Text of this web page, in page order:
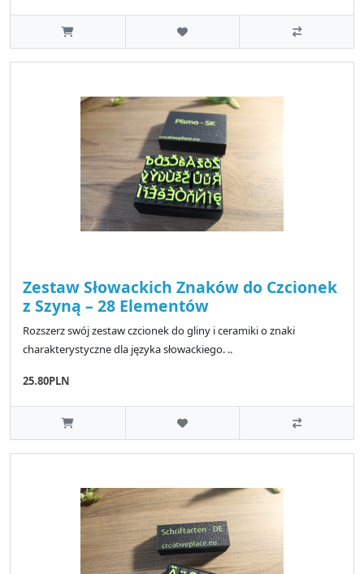
Zestaw Słowackich Znaków do Czcionek
z Szyną – 28 Elementów
Rozszerz swój zestaw czcionek do gliny i ceramiki o znaki
charakterystyczne dla języka słowackiego. ..
25.80PLN